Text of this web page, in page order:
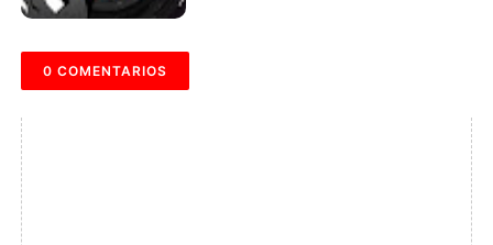
0 COMENTARIOS